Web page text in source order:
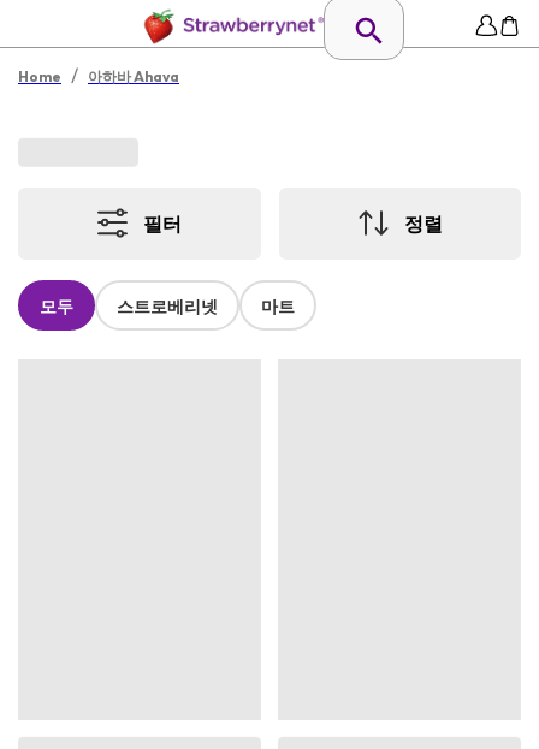
Home / 아하바 Ahava
필터 정렬
모두 스트로베리넷 마트